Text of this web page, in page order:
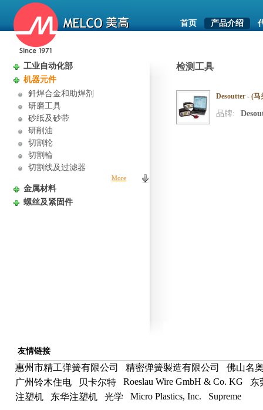
首页 产品介绍
工业自动化部
机器元件
釺焊合金和助焊剂
研磨工具
砂纸及砂带
研削油
切割轮
切割輪
切割线及过滤器
More
金属材料
螺丝及紧固件
检测工具
Desoutter - (
品牌:
友情链接
惠州市精工弹簧有限公司 精密弹簧製造有限公司
佛山名
广州铃木住电
贝卡尔特 Roeslau Wire GmbH & Co. KG
东
注塑机
东华注塑机 光学 Micro Plastics, Inc. Supreme